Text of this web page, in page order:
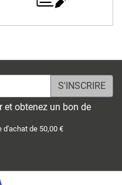
et obtenez un bon de
d'achat de 50,00 €